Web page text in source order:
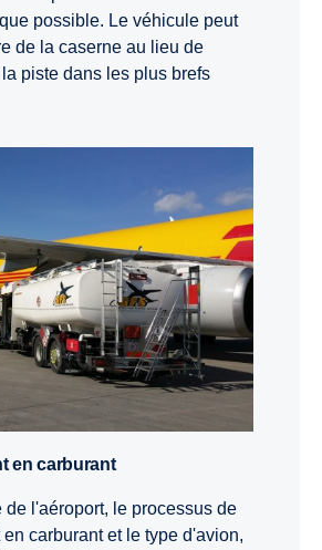
possible. Le véhicule peut
de la caserne au lieu de
piste dans les plus brefs
en carburant
de l'aéroport, le processus de
carburant et le type d'avion,